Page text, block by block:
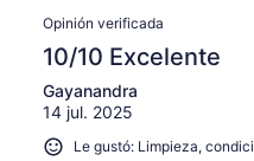
Opinión verificada
10/10 Excelente
Gayanandra
14 jul. 2025
Le gustó: Limpieza,